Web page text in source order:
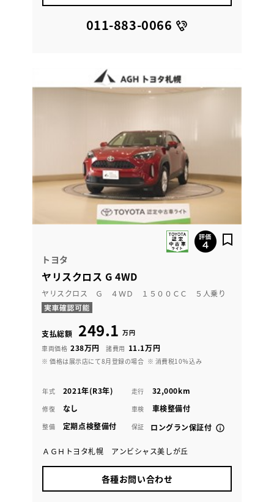
011-883-0066
トヨタ
ヤリスクロス G 4WD
ヤリスクロス Ｇ ４ＷＤ １５００ＣＣ ５人乗り
支払総額 249.1 万円
車両価格 238万円 諸費用 11.1万円
※ 価格は展示店にて8月登録の場合 ※ 消費税10％込み
年式 2021年(R3年) 走行 32,000km
修復 なし 車検 車検整備付
整備 定期点検整備付 保証 ロングラン保証付
ＡＧＨトヨタ札幌 アンビシャス美しが丘
各種お問い合わせ